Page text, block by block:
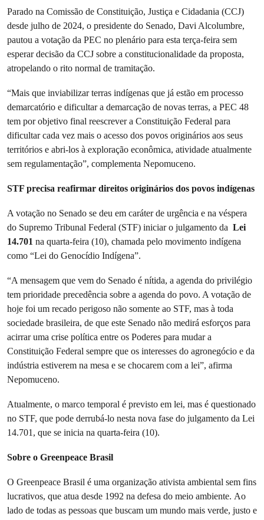
Parado na Comissão de Constituição, Justiça e Cidadania (CCJ)
desde julho de 2024, o presidente do Senado, Davi Alcolumbre,
pautou a votação da PEC no plenário para esta terça-feira sem
esperar decisão da CCJ sobre a constitucionalidade da proposta,
atropelando o rito normal de tramitação.
“Mais que inviabilizar terras indígenas que já estão em processo
demarcatório e dificultar a demarcação de novas terras, a PEC 48
tem por objetivo final reescrever a Constituição Federal para
dificultar cada vez mais o acesso dos povos originários aos seus
territórios e abri-los à exploração econômica, atividade atualmente
sem regulamentação”, complementa Nepomuceno.
STF precisa reafirmar direitos originários dos povos indígenas
A votação no Senado se deu em caráter de urgência e na véspera
do Supremo Tribunal Federal (STF) iniciar o julgamento da Lei
14.701 na quarta-feira (10), chamada pelo movimento indígena
como “Lei do Genocídio Indígena”.
“A mensagem que vem do Senado é nítida, a agenda do privilégio
tem prioridade precedência sobre a agenda do povo. A votação de
hoje foi um recado perigoso não somente ao STF, mas à toda
sociedade brasileira, de que este Senado não medirá esforços para
acirrar uma crise política entre os Poderes para mudar a
Constituição Federal sempre que os interesses do agronegócio e da
indústria estiverem na mesa e se chocarem com a lei”, afirma
Nepomuceno.
Atualmente, o marco temporal é previsto em lei, mas é questionado
no STF, que pode derrubá-lo nesta nova fase do julgamento da Lei
14.701, que se inicia na quarta-feira (10).
Sobre o Greenpeace Brasil
O Greenpeace Brasil é uma organização ativista ambiental sem fins
lucrativos, que atua desde 1992 na defesa do meio ambiente. Ao
lado de todas as pessoas que buscam um mundo mais verde, justo e